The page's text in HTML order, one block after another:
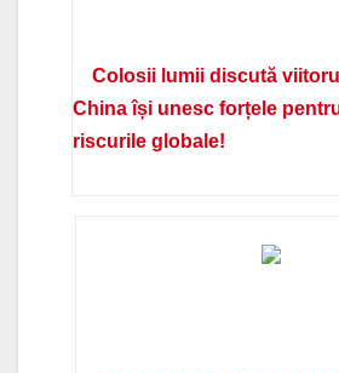
Colosii lumii discută
China își unesc forțele
riscurile globale!